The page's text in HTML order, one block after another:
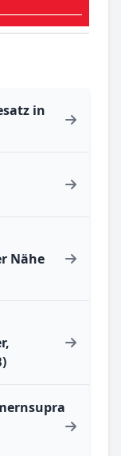
in
Nähe